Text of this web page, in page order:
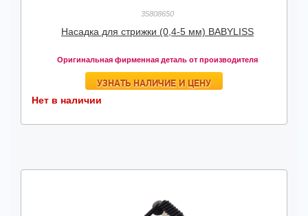
35808650
Насадка для стрижки (0,4-5 мм) BABYLISS
Оригинальная фирменная деталь от производителя
УЗНАТЬ НАЛИЧИЕ И ЦЕНУ
Нет в наличии